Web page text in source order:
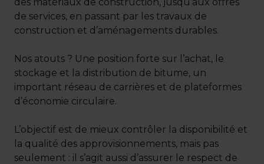
de services, en passant par les travaux de
construction et d’aménagements durables.
Nos atouts ? Une position forte sur l’achat, le
stockage et la distribution de bitume, un
important réseau de carrières et de plateformes
d’économie circulaire.
L’objectif est de mieux contrôler la disponibilité et
la qualité des approvisionnements, mais pas
seulement : il s’agit aussi d’assurer le respect de